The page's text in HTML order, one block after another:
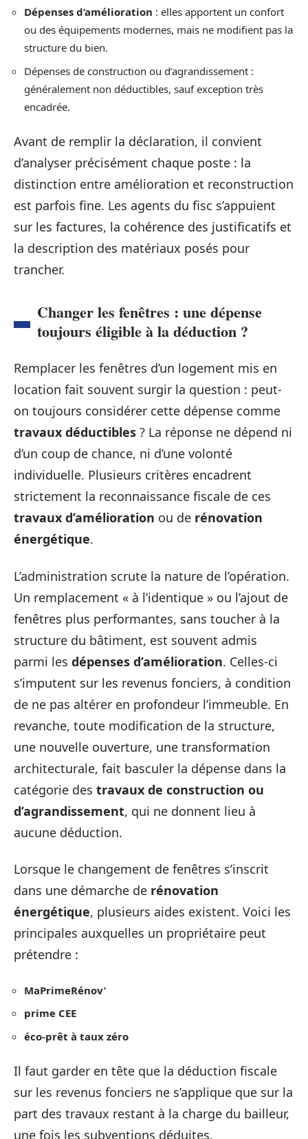
Dépenses d’amélioration : elles apportent un confort
ou des équipements modernes, mais ne modifient pas la
structure du bien.
Dépenses de construction ou d’agrandissement :
généralement non déductibles, sauf exception très
encadrée.
Avant de remplir la déclaration, il convient
d’analyser précisément chaque poste : la
distinction entre amélioration et reconstruction
est parfois fine. Les agents du fisc s’appuient
sur les factures, la cohérence des justificatifs et
la description des matériaux posés pour
trancher.
Changer les fenêtres : une dépense
toujours éligible à la déduction ?
Remplacer les fenêtres d’un logement mis en
location fait souvent surgir la question : peut-
on toujours considérer cette dépense comme
travaux déductibles ? La réponse ne dépend ni
d’un coup de chance, ni d’une volonté
individuelle. Plusieurs critères encadrent
strictement la reconnaissance fiscale de ces
travaux d’amélioration ou de rénovation
énergétique.
L’administration scrute la nature de l’opération.
Un remplacement « à l’identique » ou l’ajout de
fenêtres plus performantes, sans toucher à la
structure du bâtiment, est souvent admis
parmi les dépenses d’amélioration. Celles-ci
s’imputent sur les revenus fonciers, à condition
de ne pas altérer en profondeur l’immeuble. En
revanche, toute modification de la structure,
une nouvelle ouverture, une transformation
architecturale, fait basculer la dépense dans la
catégorie des travaux de construction ou
d’agrandissement, qui ne donnent lieu à
aucune déduction.
Lorsque le changement de fenêtres s’inscrit
dans une démarche de rénovation
énergétique, plusieurs aides existent. Voici les
principales auxquelles un propriétaire peut
prétendre :
MaPrimeRénov’
prime CEE
éco-prêt à taux zéro
Il faut garder en tête que la déduction fiscale
sur les revenus fonciers ne s’applique que sur la
part des travaux restant à la charge du bailleur,
une fois les subventions déduites.